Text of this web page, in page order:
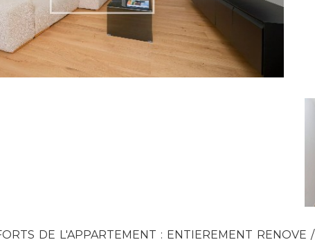
DE L'APPARTEMENT : ENTIEREMENT